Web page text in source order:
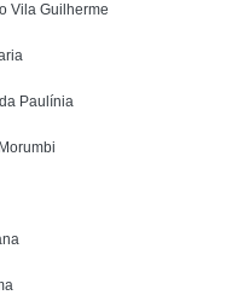
Aço
Vila Guilherme
Paulínia